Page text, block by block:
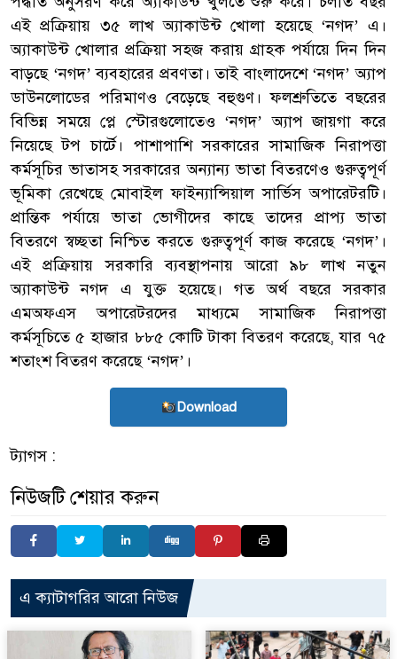
এই প্রক্রিয়ায় ৩৫ লাখ অ্যাকাউন্ট খোলা হয়েছে ‘নগদ’ এ।
অ্যাকাউন্ট খোলার প্রক্রিয়া সহজ করায় গ্রাহক পর্যায়ে দিন দিন
বাড়ছে ‘নগদ’ ব্যবহারের প্রবণতা। তাই বাংলাদেশে ‘নগদ’ অ্যাপ
ডাউনলোডের পরিমাণও বেড়েছে বহুগুণ। ফলশ্রুতিতে বছরের
বিভিন্ন সময়ে প্লে স্টোরগুলোতেও ‘নগদ’ অ্যাপ জায়গা করে
নিয়েছে টপ চার্টে। পাশাপাশি সরকারের সামাজিক নিরাপত্তা
কর্মসূচির ভাতাসহ সরকারের অন্যান্য ভাতা বিতরণেও গুরুত্বপূর্ণ
ভূমিকা রেখেছে মোবাইল ফাইন্যান্সিয়াল সার্ভিস অপারেটরটি।
প্রান্তিক পর্যায়ে ভাতা ভোগীদের কাছে তাদের প্রাপ্য ভাতা
বিতরণে স্বচ্ছতা নিশ্চিত করতে গুরুত্বপূর্ণ কাজ করেছে ‘নগদ’।
এই প্রক্রিয়ায় সরকারি ব্যবস্থাপনায় আরো ৯৮ লাখ নতুন
অ্যাকাউন্ট নগদ এ যুক্ত হয়েছে। গত অর্থ বছরে সরকার
এমঅফএস অপারেটরদের মাধ্যমে সামাজিক নিরাপত্তা
কর্মসূচিতে ৫ হাজার ৮৮৫ কোটি টাকা বিতরণ করেছে, যার ৭৫
শতাংশ বিতরণ করেছে ‘নগদ’।
Download
ট্যাগস :
নিউজটি শেয়ার করুন
এ ক্যাটাগরির আরো নিউজ